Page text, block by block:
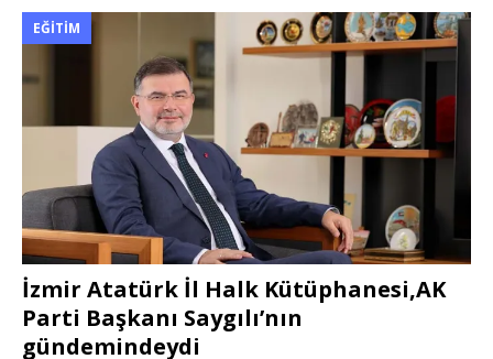
EĞITIM
İzmir Atatürk İl Halk Kütüphanesi,AK
Parti Başkanı Saygılı’nın
gündemindeydi